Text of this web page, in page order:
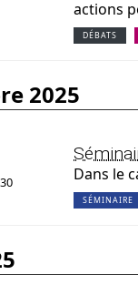
actions
DÉBATS
2025
Dans le
SÉMINAIRE